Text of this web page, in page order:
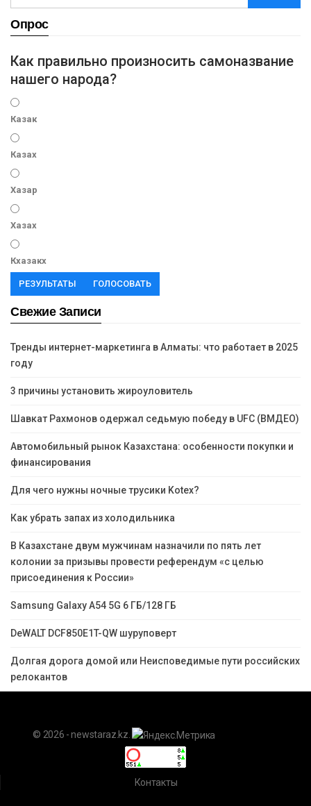
Опрос
Как правильно произносить самоназвание
нашего народа?
Казак
Казах
Хазар
Хазах
Кхазакх
РЕЗУЛЬТАТЫ ГОЛОСОВАТЬ
Свежие Записи
Тренды интернет-маркетинга в Алматы: что работает в 2025
году
3 причины установить жироуловитель
Шавкат Рахмонов одержал седьмую победу в UFC (ВМДЕО)
Автомобильный рынок Казахстана: особенности покупки и
финансирования
Для чего нужны ночные трусики Kotex?
Как убрать запах из холодильника
В Казахстане двум мужчинам назначили по пять лет
колонии за призывы провести референдум «с целью
присоединения к России»
Samsung Galaxy A54 5G 6 ГБ/128 ГБ
DeWALT DCF850E1T-QW шуруповерт
Долгая дорога домой или Неисповедимые пути российских
релокантов
© 2026 - newstaraz.kz.
Контакты